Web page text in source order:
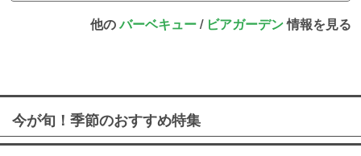
他のバーベキュー/ ビアガーデン情報を見る
今が旬！季節のおすすめ特集